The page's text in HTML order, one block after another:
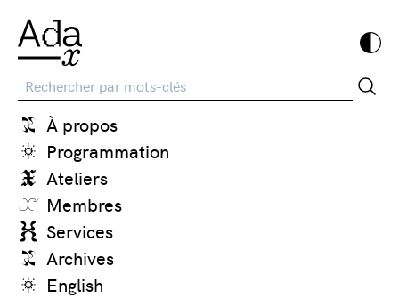
Recherche
À propos
Programmation
Ateliers
Membres
Services
Archives
English